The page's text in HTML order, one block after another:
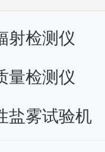
射检测仪
量检测仪
盐雾试验机